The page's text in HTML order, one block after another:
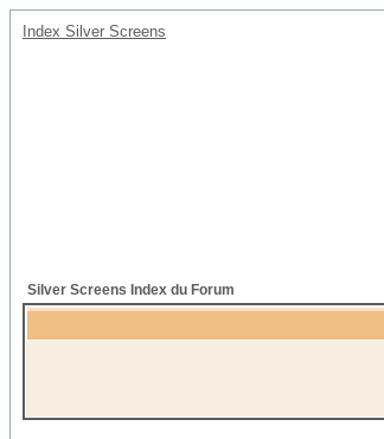
Index Silver Screens
Silver Screens Index du Forum